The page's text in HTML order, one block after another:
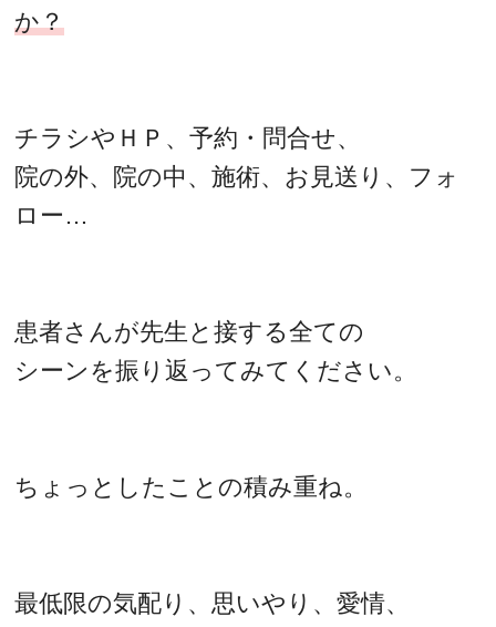
か？
チラシやＨＰ、予約・問合せ、
院の外、院の中、施術、お見送り、フォ
ロー…
患者さんが先生と接する全ての
シーンを振り返ってみてください。
ちょっとしたことの積み重ね。
最低限の気配り、思いやり、愛情、